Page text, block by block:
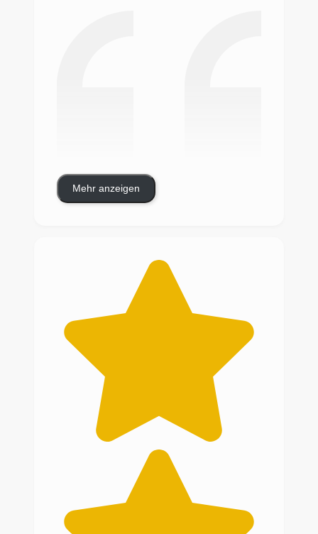
musste Ersatz her. Leider ist dieses Teil
bei Mercedes nicht mehr lieferbar, die
Gebrauchtteile im Netz sind entweder
auch stark verölt oder verschmutzt.
Dann bin ich bei meiner Suche auf Atelier
M73 gestoßen. Diese Firma fertigt den
Dachhimmel aus GFK an und bezieht ihn
dann nach Kundenwunsch. Ich habe mich
für das original grau entschieden und was
kann man sagen? Es sieht super aus. Die
Verarbeitung ist einwandfrei-TOP
Auch der telefonische Kontakt mit Frau
Schwarzer war sehr angenehm – super
Beratung. Ich werde Atelier M73 auf
Mehr anzeigen